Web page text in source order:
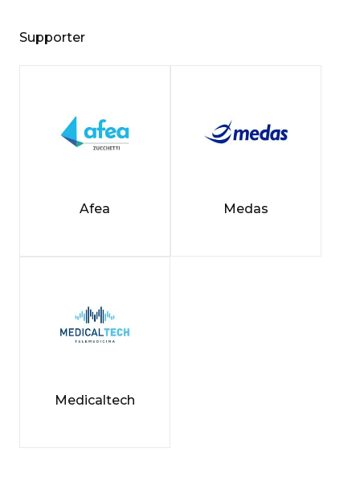
Supporter
Afea Medas
Medicaltech